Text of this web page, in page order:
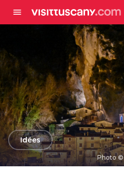
menu
Photo ©
arrow_backIdées